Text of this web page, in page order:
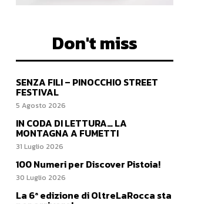
Don't miss
SENZA FILI – PINOCCHIO STREET
FESTIVAL
5 Agosto 2026
IN CODA DI LETTURA… LA
MONTAGNA A FUMETTI
31 Luglio 2026
100 Numeri per Discover Pistoia!
30 Luglio 2026
La 6ª edizione di OltreLaRocca sta